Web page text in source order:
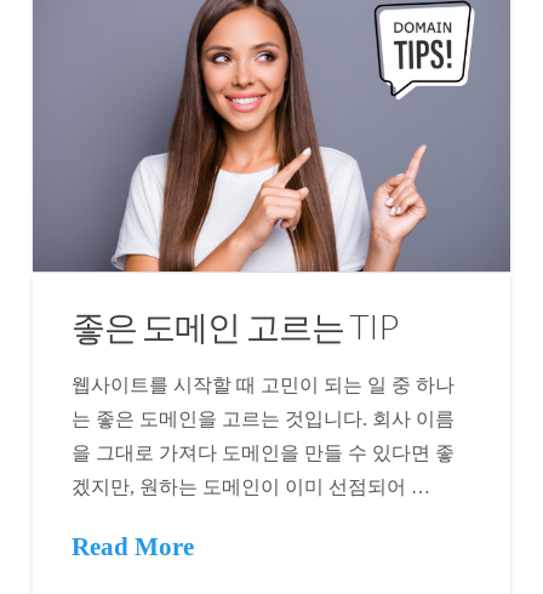
좋은 도메인 고르는 TIP
웹사이트를 시작할 때 고민이 되는 일 중 하나
는 좋은 도메인을 고르는 것입니다. 회사 이름
을 그대로 가져다 도메인을 만들 수 있다면 좋
겠지만, 원하는 도메인이 이미 선점되어 …
Read More